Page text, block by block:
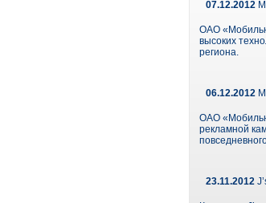
07.12.2012
ОАО
высоких
региона.
06.12.2012
ОАО
рекламной
23.11.2012